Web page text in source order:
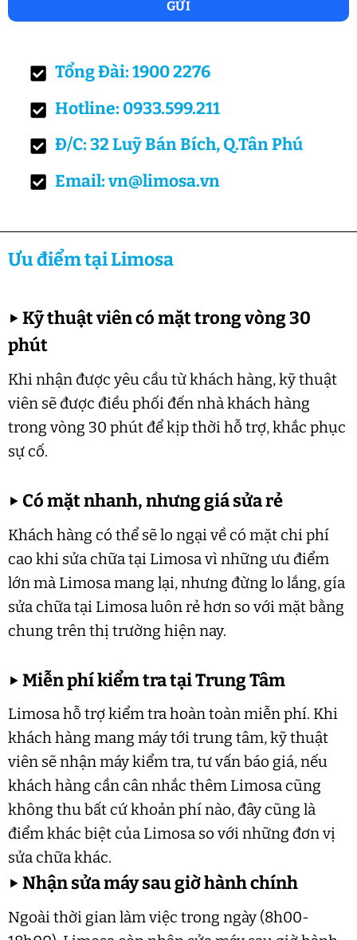
Tổng Đài: 1900 2276
Hotline: 0933.599.211
Đ/C: 32 Luỹ Bán Bích, Q.Tân Phú
Email: vn@limosa.vn
Ưu điểm tại Limosa
▶Kỹ thuật viên có mặt trong vòng 30
phút
Khi nhận được yêu cầu từ khách hàng, kỹ thuật
viên sẽ được điều phối đến nhà khách hàng
trong vòng 30 phút để kịp thời hỗ trợ, khắc phục
sự cố.
▶ Có mặt nhanh, nhưng giá sửa rẻ
Khách hàng có thể sẽ lo ngại về có mặt chi phí
cao khi sửa chữa tại Limosa vì những ưu điểm
lớn mà Limosa mang lại, nhưng đừng lo lắng, gía
sửa chữa tại Limosa luôn rẻ hơn so với mặt bằng
chung trên thị trường hiện nay.
▶Miễn phí kiểm tra tại Trung Tâm
Limosa hỗ trợ kiểm tra hoàn toàn miễn phí. Khi
khách hàng mang máy tới trung tâm, kỹ thuật
viên sẽ nhận máy kiểm tra, tư vấn báo giá, nếu
khách hàng cần cân nhắc thêm Limosa cũng
không thu bất cứ khoản phí nào, đây cũng là
điểm khác biệt của Limosa so với những đơn vị
sửa chữa khác.
▶Nhận sửa máy sau giờ hành chính
Ngoài thời gian làm việc trong ngày (8h00-